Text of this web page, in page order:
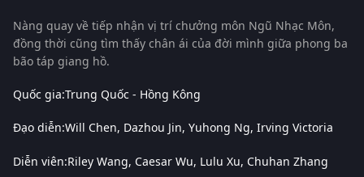
Nàng quay về tiếp nhận vị trí chưởng môn Ngũ Nhạc Môn,
đồng thời cũng tìm thấy chân ái của đời mình giữa phong ba
bão táp giang hồ.
Quốc gia:Trung Quốc - Hồng Kông
Đạo diễn:Will Chen Dazhou Jin Yuhong Ng Irving Victoria
Diễn viên:Riley Wang Caesar Wu Lulu Xu Chuhan Zhang